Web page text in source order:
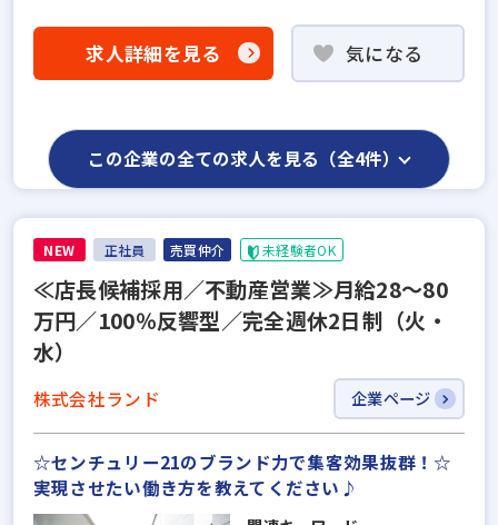
求人詳細を見る 気になる
この企業の全ての求人を見る（全4件）
NEW 正社員 売買仲介 未経験者OK
≪店長候補採用／不動産営業≫月給28～80
万円／100％反響型／完全週休2日制（火・
水）
株式会社ランド 企業ページ
☆センチュリー21のブランド力で集客効果抜群！☆
実現させたい働き方を教えてください♪